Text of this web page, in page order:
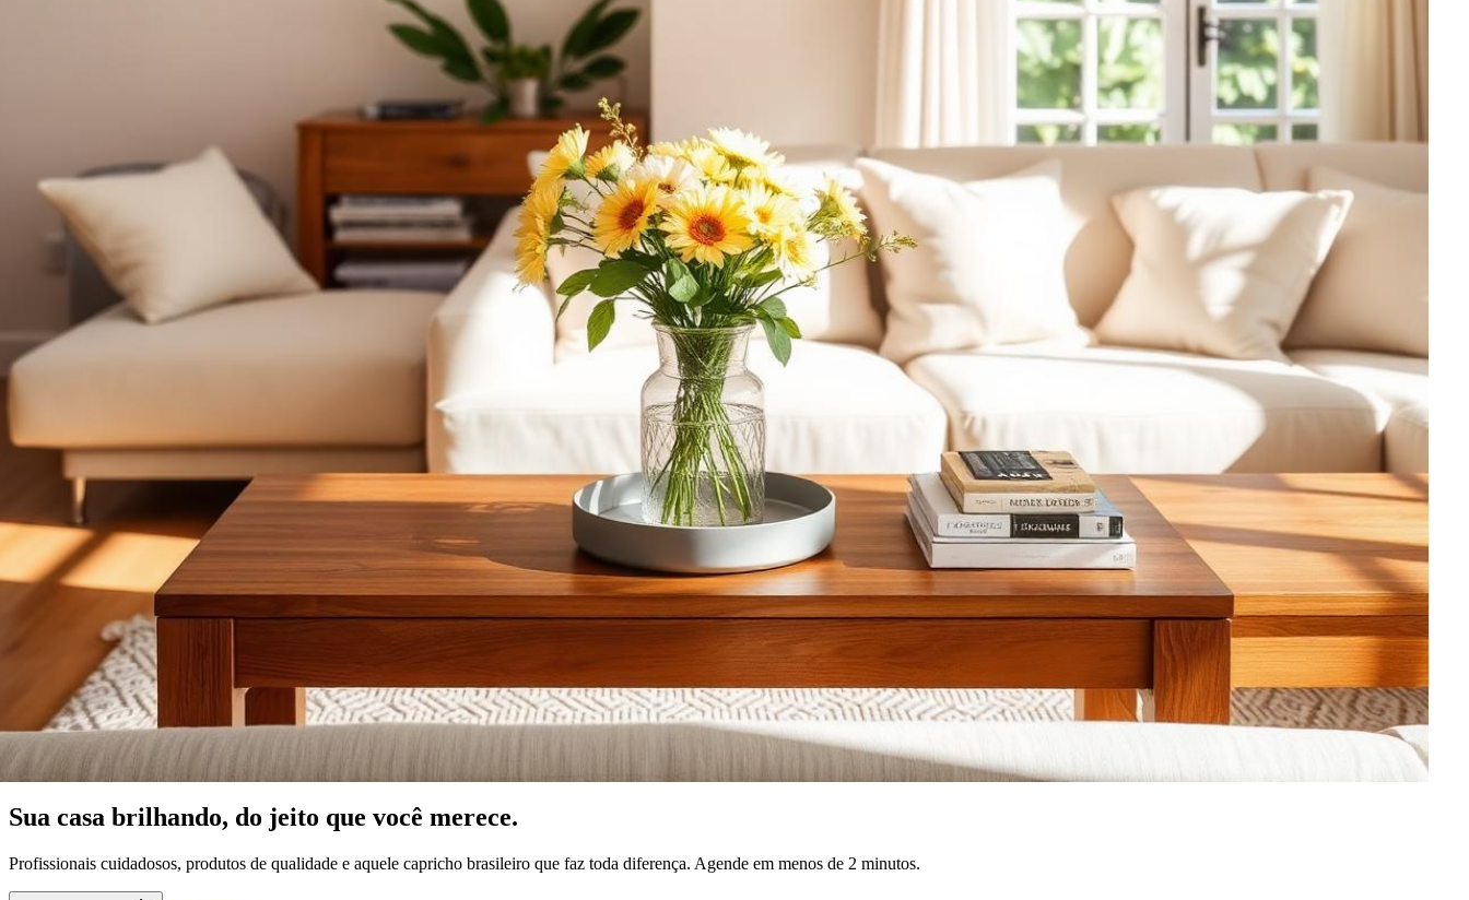
Limpeza com alma brasileira
Sua casa brilhando, do jeito que você merece.
Profissionais cuidadosos, produtos de qualidade e aquele capricho brasileiro que faz toda diferença. Agende em menos de 2 minutos.